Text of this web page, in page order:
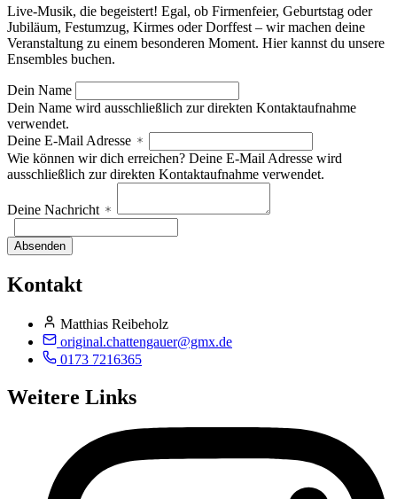
Live-Musik, die begeistert! Egal, ob Firmenfeier, Geburtstag oder
Jubiläum, Festumzug, Kirmes oder Dorffest – wir machen deine
Veranstaltung zu einem besonderen Moment. Hier kannst du unsere
Ensembles buchen.
Dein Name
Dein Name wird ausschließlich zur direkten Kontaktaufnahme
verwendet.
Deine E-Mail Adresse
Wie können wir dich erreichen? Deine E-Mail Adresse wird
ausschließlich zur direkten Kontaktaufnahme verwendet.
Deine Nachricht
Absenden
Kontakt
Matthias Reibeholz
original.chattengauer@gmx.de
0173 7216365
Weitere Links